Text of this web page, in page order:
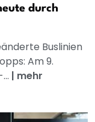
durch
Buslinien
Am 9.
| mehr